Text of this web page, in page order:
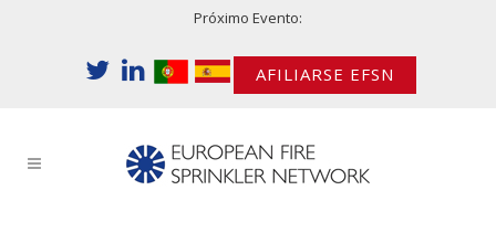
Próximo Evento:
AFILIARSE EFSN